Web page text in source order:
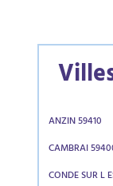
ANZIN 59410
CAMBRAI
CONDE SUR L